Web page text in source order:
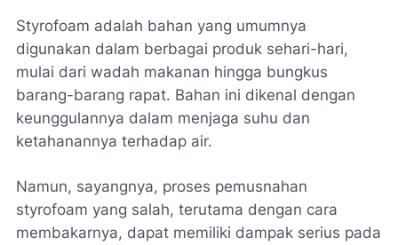
Styrofoam adalah bahan yang umumnya
digunakan dalam berbagai produk sehari-hari,
mulai dari wadah makanan hingga bungkus
barang-barang rapat. Bahan ini dikenal dengan
keunggulannya dalam menjaga suhu dan
ketahanannya terhadap air.
Namun, sayangnya, proses pemusnahan
styrofoam yang salah, terutama dengan cara
membakarnya, dapat memiliki dampak serius pada